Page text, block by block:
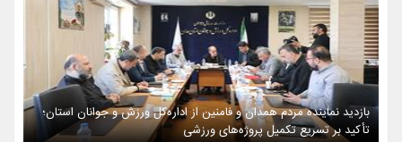
بازدید نماینده مردم همدان و فامنین از اداره‌کل ورزش و جوانان استان؛
تأکید بر تسریع تکمیل پروژه‌های ورزشی